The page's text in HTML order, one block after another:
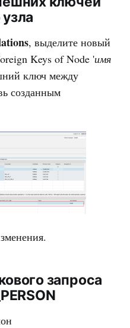
, выделите новый
Keys of Node 'имя
ключ между
созданным
запроса